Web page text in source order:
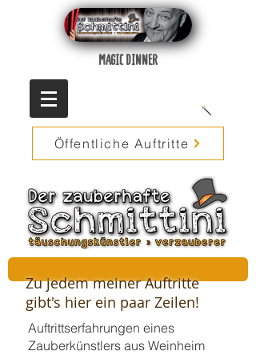
MAGIC DINNER
Öffentliche Auftritte
Zu jedem meiner Auftritte
gibt's hier ein paar Zeilen!
Auftrittserfahrungen eines
Zauberkünstlers aus Weinheim